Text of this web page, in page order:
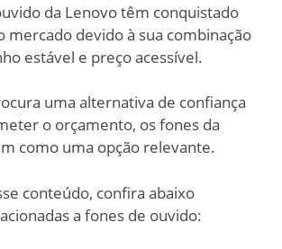
da Lenovo têm conquistado
mercado devido à sua combinação
estável e preço acessível.
uma alternativa de confiança
o orçamento, os fones da
como uma opção relevante.
conteúdo, confira abaixo
a fones de ouvido: